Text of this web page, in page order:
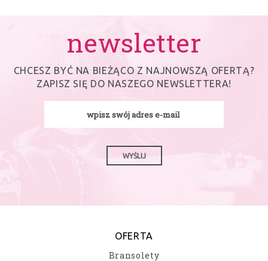
newsletter
CHCESZ BYĆ NA BIEŻĄCO Z NAJNOWSZĄ OFERTĄ?
ZAPISZ SIĘ DO NASZEGO NEWSLETTERA!
WYŚLIJ
OFERTA
Bransolety